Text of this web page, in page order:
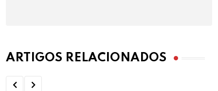
ARTIGOS RELACIONADOS